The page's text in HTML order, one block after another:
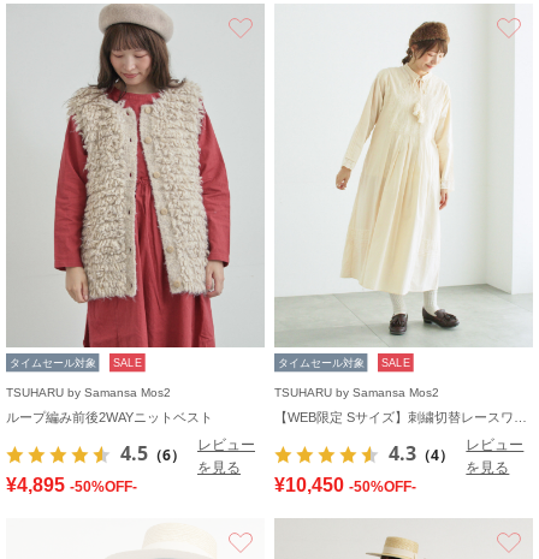
タイムセール対象 SALE
TSUHARU by Samansa Mos2
ループ編み前後2WAYニットベスト
4.5 （6）
レビュー
を見る
¥4,895 -50%OFF-
タイムセール対象 SALE
TSUHARU by Samansa Mos2
4.3 （4）
レビュー
を見る
¥10,450 -50%OFF-